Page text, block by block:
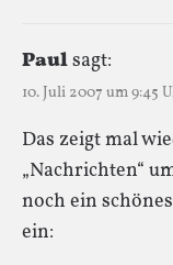
Paulsagt:
10. Juli 2007 um 9:45
Das zeigt mal
„Nachrichten“
noch ein
ein: